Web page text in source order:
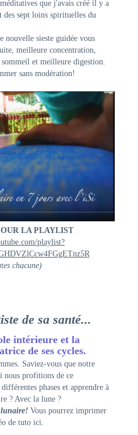
que j'avais créé il y a
des sept loins spirituelles du
nouvelle sieste guidée vous
meilleure concentration,
et meilleure digestion.
sans modération!
LA PLAYLIST
playlist?
chacune)
de sa santé...
intérieure et la
de ses cycles.
Saviez-vous que notre
nous profitions de ce
phases et apprendre à
? Avec la lune ?
Vous pourrez imprimer
de tuto ici.